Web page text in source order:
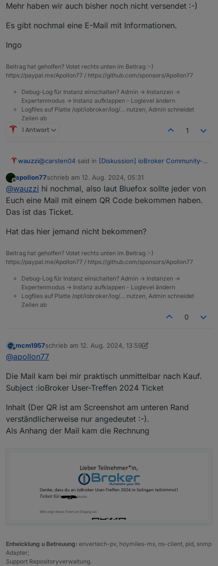
Könnt ihr mal bitte schauen, ob da was schiefgelaufen
Paypal Transaktionsvode: Transaktionscode
Mehr haben wir auch bisher noch nicht versendet :-)
Es gibt nochmal eine E-Mail mit Informationen.
Ingo
Beitrag hat geholfen? Votet rechts unten im Beitrag :-)
https://paypal.me/Apollon77 / https://github.com/sponsors/Apollon77
Debug-Log für Instanz einschalten? Admin -> Instanzen ->
Expertenmodus -> Instanz aufklappen - Loglevel ändern
Logfiles auf Platte /opt/iobroker/log/… nutzen, Admin schneidet
Zeilen ab
1 Antwort 1
wauzzi@carsten04 said in [Diskussion] ioBroker Community-
@thomas-braunSpam war es nicht.
@
apollon77
Kannst Du mal schauen was da schief
gegangen ist?
Email mit Ticket hat wohl noch einen Umweg
Hallo Orga Team,
Ordner war auch nichts zu finden.
ist ?
Paypal Transaktionsvode: Transaktionscode
Viele Grüße,
Marco
apollon77schrieb am 12. Aug. 2024, 05:31
zuletzt editiert von
@wauzzi hi nochmal, also laut Bluefox sollte jeder von
Euch eine Mail mit einem QR Code bekommen haben.
Das ist das Ticket.
Hat das hier jemand nicht bekommen?
Beitrag hat geholfen? Votet rechts unten im Beitrag :-)
https://paypal.me/Apollon77 / https://github.com/sponsors/Apollon77
Debug-Log für Instanz einschalten? Admin -> Instanzen ->
Expertenmodus -> Instanz aufklappen - Loglevel ändern
Logfiles auf Platte /opt/iobroker/log/… nutzen, Admin schneidet
Zeilen ab
0
Offline
mcm1957schrieb am 12. Aug. 2024, 13:59
zuletzt editiert von mcm19578. Dez. 2024, 16:04
@apollon77
Die Mail kam bei mir praktisch unmittelbar nach Kauf.
Subject :ioBroker User-Treffen 2024 Ticket
Inhalt (Der QR ist am Screenshot am unteren Rand
verständlicherweise nur angedeutet :-).
Als Anhang der Mail kam die Rechnung
Entwicklung u Betreuung: envertech-pv, hoymiles-ms, ns-client, pid, snmp
Adapter;
Support Repositoryverwaltung.